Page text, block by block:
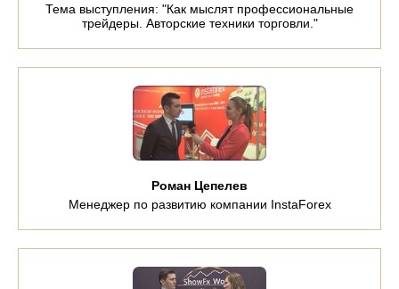
Тема выступления: "Как мыслят профессиональные
трейдеры. Авторские техники торговли."
Роман Цепелев
Менеджер по развитию компании InstaForex